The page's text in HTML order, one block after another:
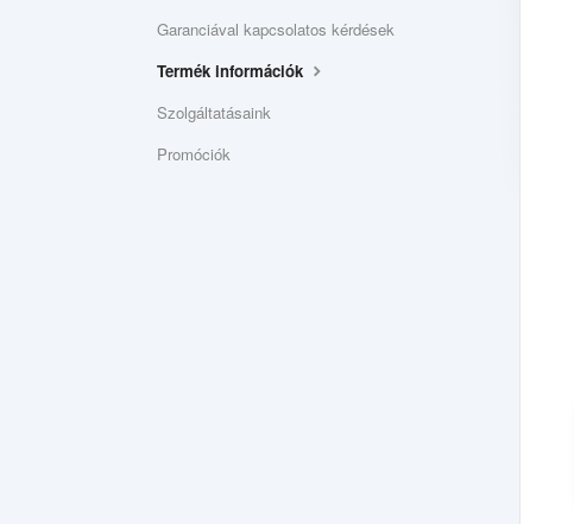
Garanciával kapcsolatos kérdések
Termék információk
Szolgáltatásaink
Promóciók